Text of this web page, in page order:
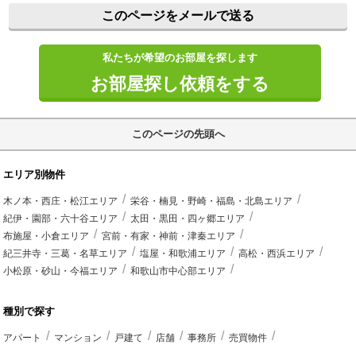
このページをメールで送る
私たちが希望のお部屋を探します
お部屋探し依頼をする
このページの先頭へ
エリア別物件
木ノ本・西庄・松江エリア
栄谷・楠見・野崎・福島・北島エリア
紀伊・園部・六十谷エリア
太田・黒田・四ヶ郷エリア
布施屋・小倉エリア
宮前・有家・神前・津秦エリア
紀三井寺・三葛・名草エリア
塩屋・和歌浦エリア
高松・西浜エリア
小松原・砂山・今福エリア
和歌山市中心部エリア
種別で探す
アパート マンション 戸建て 店舗 事務所 売買物件